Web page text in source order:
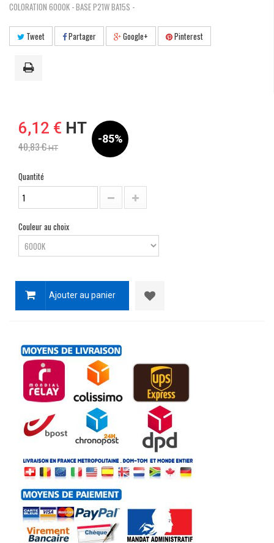
COLORATION 6000K - BASE P21W BA15S -
Tweet Partager Google+ Pinterest
6,12 € HT
40,83 €HT
-85%
Quantité
Couleur au choix
Ajouter au panier